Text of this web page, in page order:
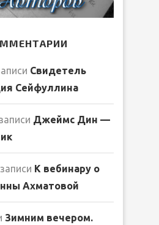
Свидетель
Сейфуллина
Джеймс Дин —
К вебинару о
Ахматовой
Зимним вечером.